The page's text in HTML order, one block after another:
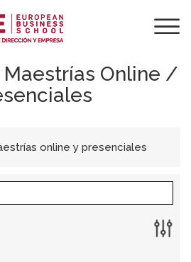
Maestrías Online /
online y presenciales